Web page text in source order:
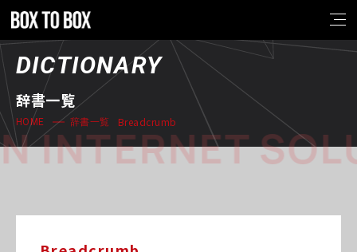
DICTIONARY
辞書一覧
HOME 辞書一覧 Breadcrumb
INTERNET